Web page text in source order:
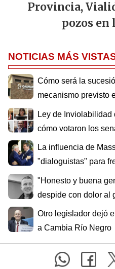
Provincia,
pozos en
NOTICIAS MÁS
Cómo será la
mecanismo previsto
Ley de
cómo votaron los
La influencia de
"dialoguistas" para
"Honesto y buena
despide con dolor al
Otro legislador dejó
a Cambia Río Negro